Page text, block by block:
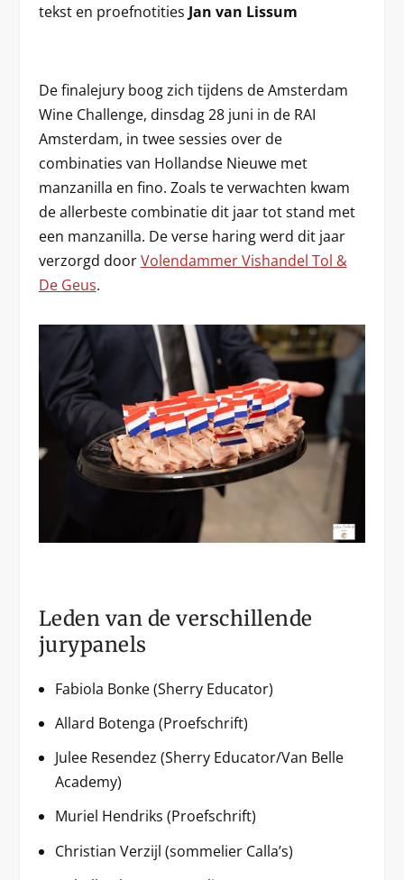
tekst en proefnotities Jan van Lissum
De finalejury boog zich tijdens de Amsterdam
Wine Challenge, dinsdag 28 juni in de RAI
Amsterdam, in twee sessies over de
combinaties van Hollandse Nieuwe met
manzanilla en fino. Zoals te verwachten kwam
de allerbeste combinatie dit jaar tot stand met
een manzanilla. De verse haring werd dit jaar
verzorgd doorVolendammer Vishandel Tol &
De Geus.
Leden van de verschillende
jurypanels
Fabiola Bonke (Sherry Educator)
Allard Botenga (Proefschrift)
Julee Resendez (Sherry Educator/Van Belle
Academy)
Muriel Hendriks (Proefschrift)
Christian Verzijl (sommelier Calla’s)